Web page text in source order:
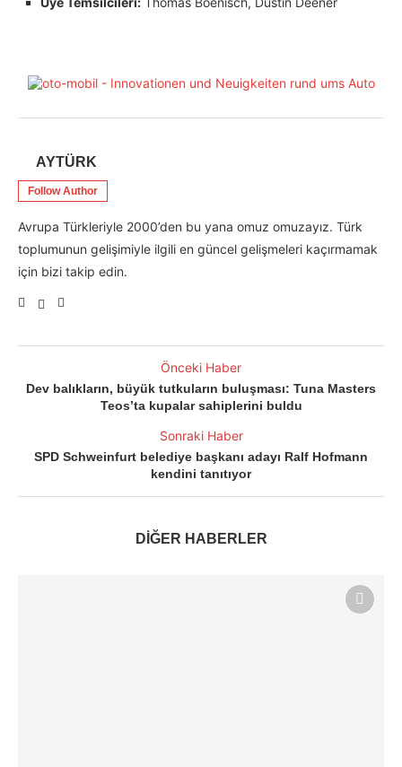
AYTÜRK
Follow Author
Avrupa Türkleriyle 2000’den bu yana omuz omuzayız. Türk
toplumunun gelişimiyle ilgili en güncel gelişmeleri kaçırmamak
için bizi takip edin.
Önceki Haber
Dev balıkların, büyük tutkuların buluşması: Tuna Masters
Teos’ta kupalar sahiplerini buldu
Sonraki Haber
SPD Schweinfurt belediye başkanı adayı Ralf Hofmann
kendini tanıtıyor
DİĞER HABERLER